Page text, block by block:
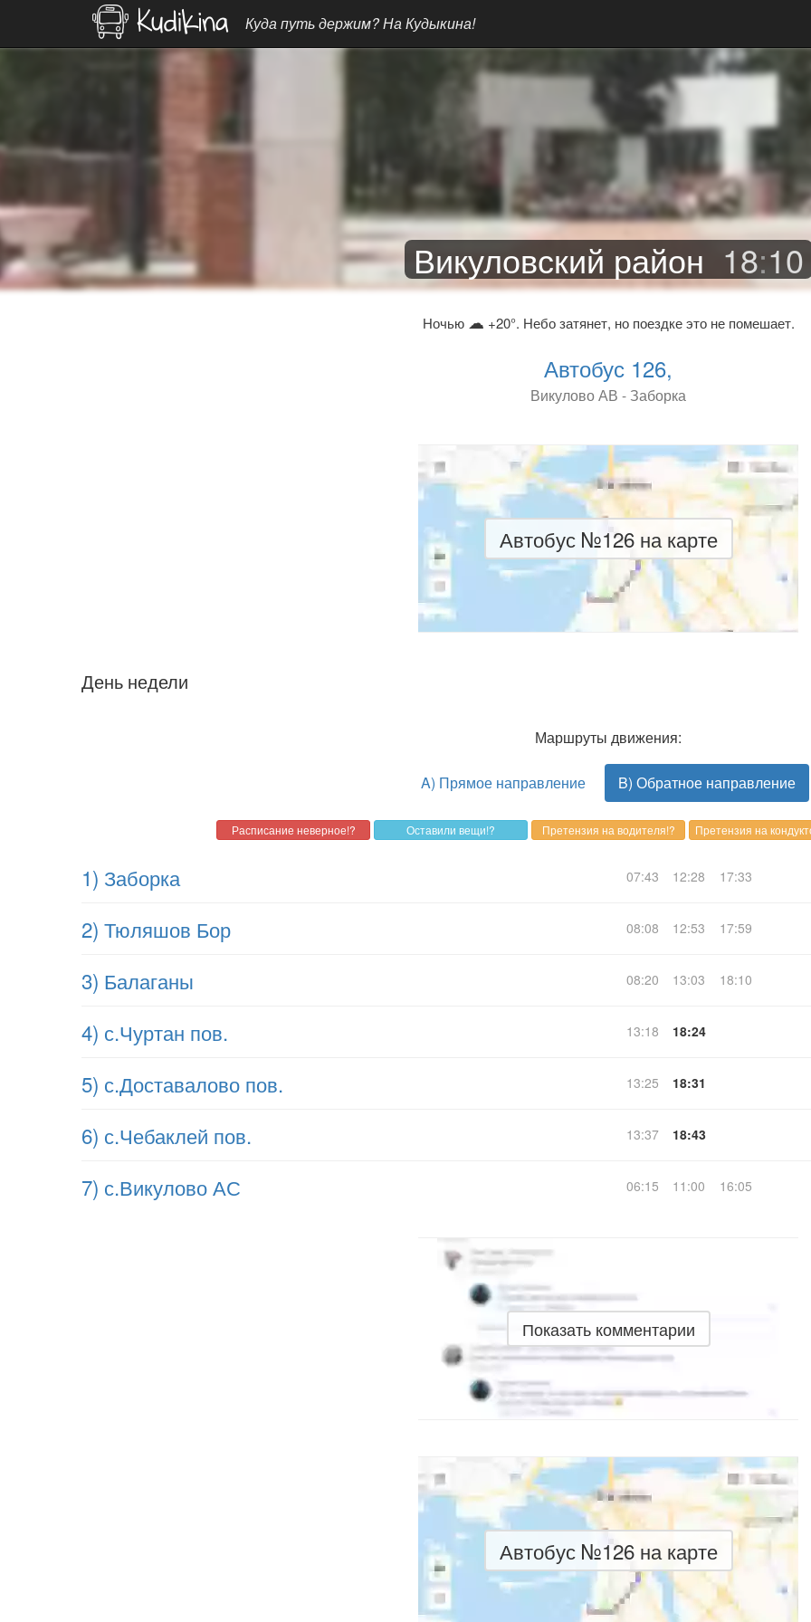
Куда путь держим? На Кудыкина!
Викуловский район 18:10
Ночью ☁ +20°. Небо затянет, но поездке это не помешает.
Автобус 126,
Викулово АВ - Заборка
Автобус №126 на карте
День недели
Маршруты движения:
A) Прямое направление B) Обратное направление
1) Заборка 07:43 12:28 17:33
2) Тюляшов Бор 08:08 12:53 17:59
3) Балаганы 08:20 13:03 18:10
4) с.Чуртан пов. 13:18 18:24
5) с.Доставалово пов. 13:25 18:31
6) с.Чебаклей пов. 13:37 18:43
7) с.Викулово АС 06:15 11:00 16:05
Показать комментарии
Автобус №126 на карте